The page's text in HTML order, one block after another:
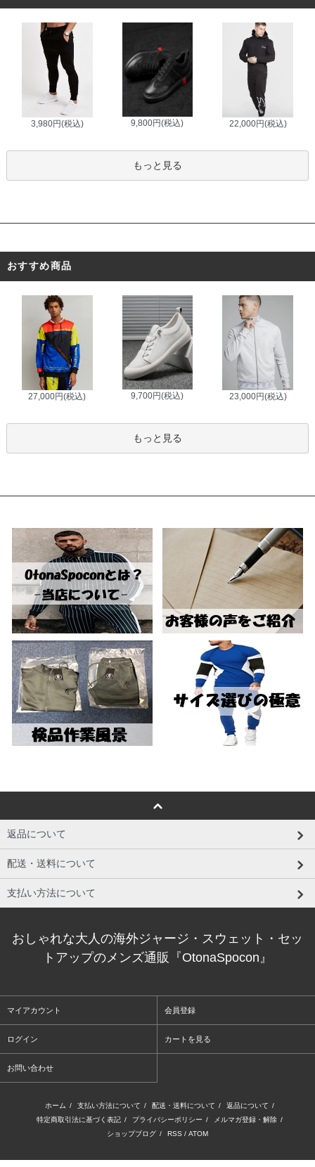
3,980円(税込) 9,800円(税込) 22,000円(税込)
もっと見る
おすすめ商品
27,000円(税込) 9,700円(税込) 23,000円(税込)
もっと見る
返品について
配送・送料について
支払い方法について
おしゃれな大人の海外ジャージ・スウェット・セッ
トアップのメンズ通販『OtonaSpocon』
マイアカウント 会員登録
ログイン カートを見る
お問い合わせ
ホーム / 支払い方法について / 配送・送料について / 返品について /
特定商取引法に基づく表記 / プライバシーポリシー / メルマガ登録・解除 /
ショップブログ / RSS / ATOM